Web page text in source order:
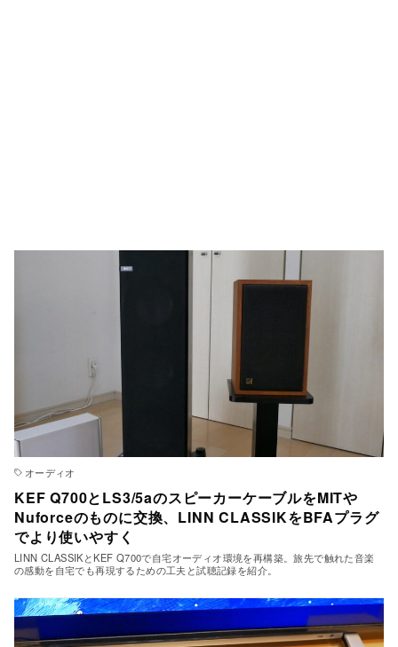
オーディオ
KEF Q700とLS3/5aのスピーカーケーブルをMITや
Nuforceのものに交換、LINN CLASSIKをBFAプラグ
でより使いやすく
LINN CLASSIKとKEF Q700で自宅オーディオ環境を再構築。旅先で触れた音楽
の感動を自宅でも再現するための工夫と試聴記録を紹介。